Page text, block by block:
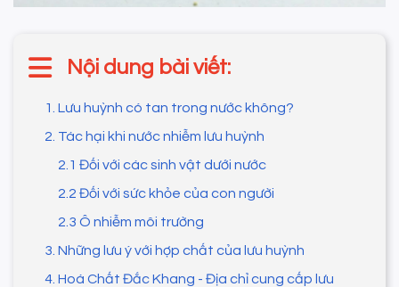
Nội dung bài viết:
1. Lưu huỳnh có tan trong nước không?
2. Tác hại khi nước nhiễm lưu huỳnh
2.1 Đối với các sinh vật dưới nước
2.2 Đối với sức khỏe của con người
2.3 Ô nhiễm môi trường
3. Những lưu ý với hợp chất của lưu huỳnh
4. Hoá Chất Đắc Khang - Địa chỉ cung cấp lưu